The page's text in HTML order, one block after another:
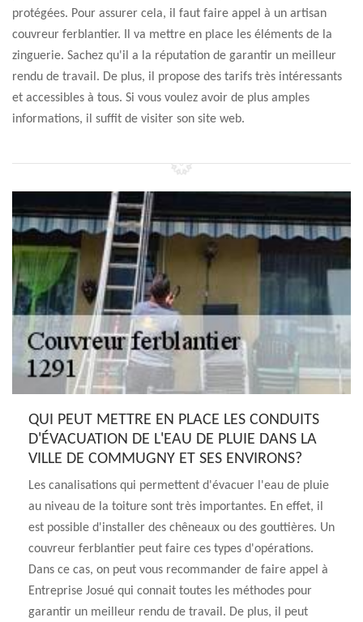
protégées. Pour assurer cela, il faut faire appel à un artisan
couvreur ferblantier. Il va mettre en place les éléments de la
zinguerie. Sachez qu'il a la réputation de garantir un meilleur
rendu de travail. De plus, il propose des tarifs très intéressants
et accessibles à tous. Si vous voulez avoir de plus amples
informations, il suffit de visiter son site web.
QUI PEUT METTRE EN PLACE LES CONDUITS
D'ÉVACUATION DE L'EAU DE PLUIE DANS LA
VILLE DE COMMUGNY ET SES ENVIRONS?
Les canalisations qui permettent d'évacuer l'eau de pluie
au niveau de la toiture sont très importantes. En effet, il
est possible d'installer des chêneaux ou des gouttières. Un
couvreur ferblantier peut faire ces types d'opérations.
Dans ce cas, on peut vous recommander de faire appel à
Entreprise Josué qui connait toutes les méthodes pour
garantir un meilleur rendu de travail. De plus, il peut